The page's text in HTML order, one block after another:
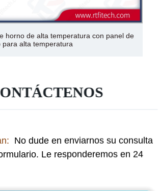
horno de alta temperatura con panel de
para alta temperatura
No dude en enviarnos su consulta
Le responderemos en 24